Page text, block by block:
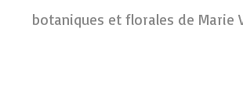
botaniques et florales de Marie